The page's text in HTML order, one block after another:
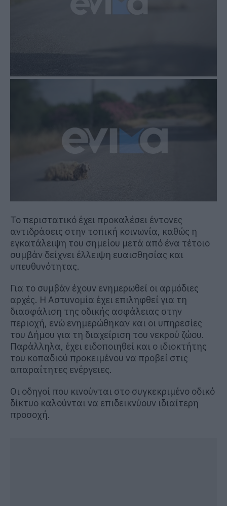
Το περιστατικό έχει προκαλέσει έντονες
αντιδράσεις στην τοπική κοινωνία, καθώς η
εγκατάλειψη του σημείου μετά από ένα τέτοιο
συμβάν δείχνει έλλειψη ευαισθησίας και
υπευθυνότητας.
Για το συμβάν έχουν ενημερωθεί οι αρμόδιες
αρχές. Η Αστυνομία έχει επιληφθεί για τη
διασφάλιση της οδικής ασφάλειας στην
περιοχή, ενώ ενημερώθηκαν και οι υπηρεσίες
του Δήμου για τη διαχείριση του νεκρού ζώου.
Παράλληλα, έχει ειδοποιηθεί και ο ιδιοκτήτης
του κοπαδιού προκειμένου να προβεί στις
απαραίτητες ενέργειες.
Οι οδηγοί που κινούνται στο συγκεκριμένο οδικό
δίκτυο καλούνται να επιδεικνύουν ιδιαίτερη
προσοχή.